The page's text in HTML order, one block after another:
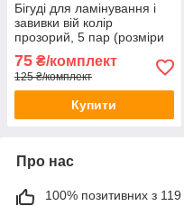
Бігуді для ламінування і
завивки вій колір
прозорий, 5 пар (розміри
SMLM1M2)
75 ₴/комплект
125 ₴/комплект
Купити
Про нас
100% позитивних з 119